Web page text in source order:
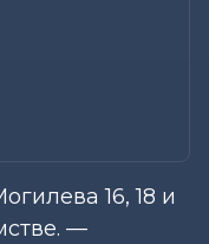
16, 18 и
—